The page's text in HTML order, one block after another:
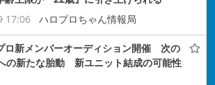
17:06
ハロプロちゃん情報局
ロ新メンバーオーディション開催 次の
の新たな胎動 新ユニット結成の可能性